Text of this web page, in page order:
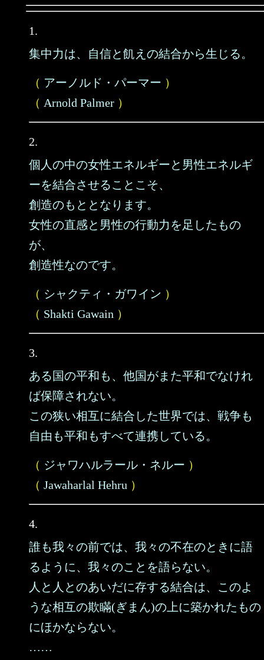
1.
集中力は、自信と飢えの結合から生じる。
（ アーノルド・パーマー ）
（ Arnold Palmer ）
2.
個人の中の女性エネルギーと男性エネルギ
ーを結合させることこそ、
創造のもととなります。
女性の直感と男性の行動力を足したもの
が、
創造性なのです。
（ シャクティ・ガワイン ）
（ Shakti Gawain ）
3.
ある国の平和も、他国がまた平和でなけれ
ば保障されない。
この狭い相互に結合した世界では、戦争も
自由も平和もすべて連携している。
（ ジャワハルラール・ネルー ）
（ Jawaharlal Hehru ）
4.
誰も我々の前では、我々の不在のときに語
るように、我々のことを語らない。
人と人とのあいだに存する結合は、このよ
うな相互の欺瞞(ぎまん)の上に築かれたもの
にほかならない。
……